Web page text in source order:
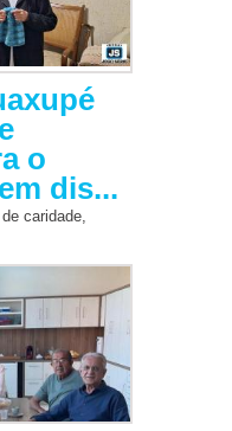
o
dis...
caridade,